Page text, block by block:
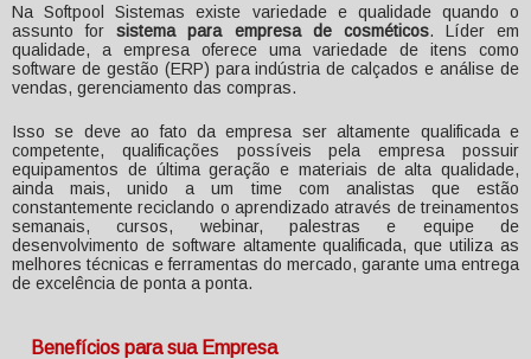
Na Softpool Sistemas existe variedade e qualidade quando o
assunto forsistema para empresa de cosméticos. Líder em
qualidade, a empresa oferece uma variedade de itens como
software de gestão (ERP) para indústria de calçados e análise de
vendas, gerenciamento das compras.
Isso se deve ao fato da empresa ser altamente qualificada e
competente, qualificações possíveis pela empresa possuir
equipamentos de última geração e materiais de alta qualidade,
ainda mais, unido a um time com analistas que estão
constantemente reciclando o aprendizado através de treinamentos
semanais, cursos, webinar, palestras e equipe de
desenvolvimento de software altamente qualificada, que utiliza as
melhores técnicas e ferramentas do mercado, garante uma entrega
de excelência de ponta a ponta.
Benefícios para sua Empresa